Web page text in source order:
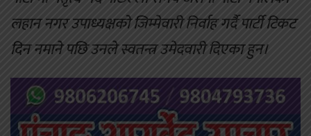
लहान नगर उपाध्यक्षको जिम्मेवारी निर्वाह गर्दै पार्टी टिकट
दिन नमाने पछि उनले स्वतन्त्र उमेदवारी दिएका हुन।